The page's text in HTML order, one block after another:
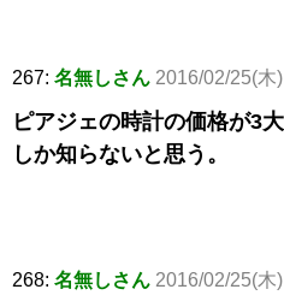
267: 名無しさん 2016/02/25(木
ピアジェの時計の価格が3
しか知らないと思う。
268: 名無しさん 2016/02/25(木